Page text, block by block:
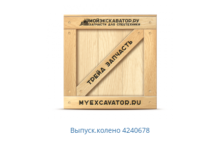
Выпуск.колено 4240678